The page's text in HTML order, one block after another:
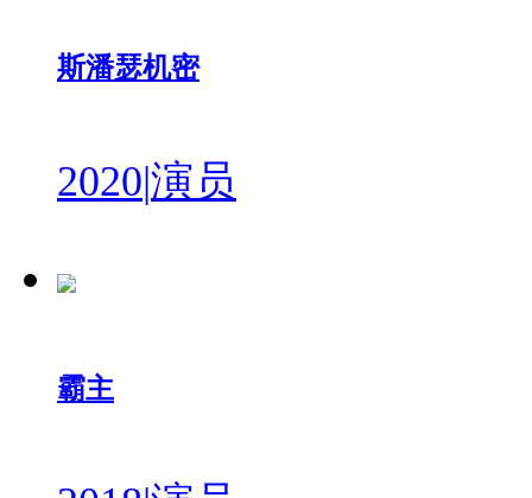
斯潘瑟机密
2020|演员
霸主